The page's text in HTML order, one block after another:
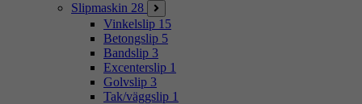
Slipmaskin 28
Vinkelslip 15
Betongslip 5
Bandslip 3
Excenterslip 1
Golvslip 3
Tak/väggslip 1